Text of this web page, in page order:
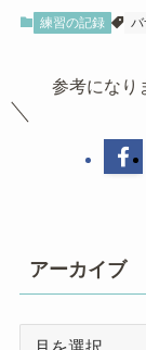
練習の記録
参考になり
アーカイブ